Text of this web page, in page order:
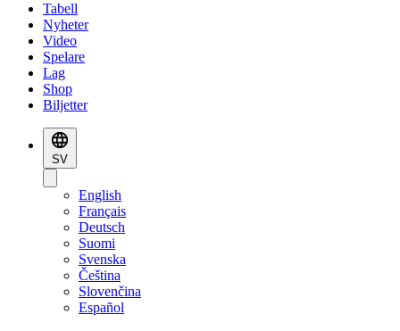
Tabell
Nyheter
Video
Spelare
Lag
Shop
Biljetter
SV
English
Français
Deutsch
Suomi
Svenska
Čeština
Slovenčina
Español